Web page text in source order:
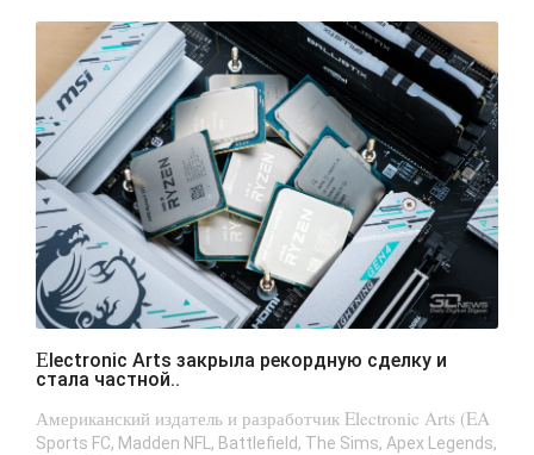
Electronic Arts закрыла рекордную сделку и
стала частной..
Американский издатель и разработчик Electronic Arts (EA
Sports FC, Madden NFL, Battlefield, The Sims, Apex Legends,